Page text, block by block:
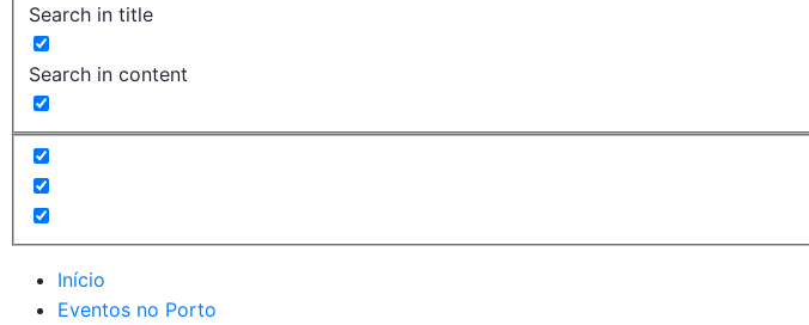
Search in title
Search in content
Início
Eventos no Porto